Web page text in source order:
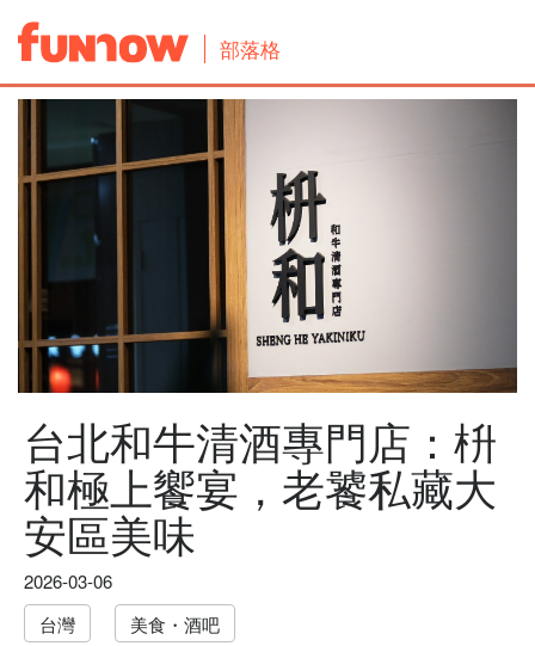
部落格
台北和牛清酒專門店：枡
和極上饗宴，老饕私藏大
安區美味
2026-03-06
台灣
美食・酒吧